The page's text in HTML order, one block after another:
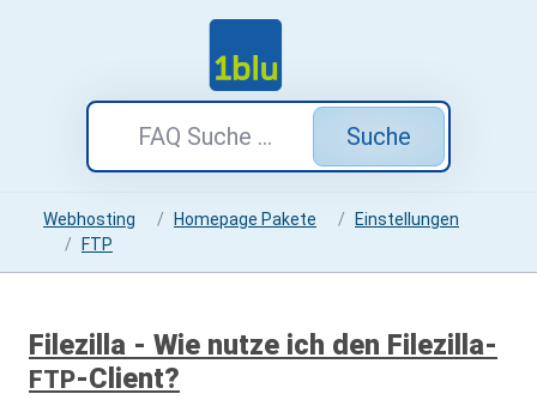
Suche
Webhosting Homepage Pakete
Einstellungen
FTP
Filezilla - Wie nutze ich den Filezilla-
FTP-Client?